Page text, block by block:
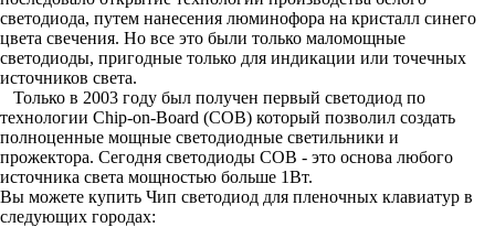
светодиода, путем нанесения люминофора на кристалл синего
цвета свечения. Но все это были только маломощные
светодиоды, пригодные только для индикации или точечных
источников света.
Только в 2003 году был получен первый светодиод по
технологии Chip-on-Board (COB) который позволил создать
полноценные мощные светодиодные светильники и
прожектора. Сегодня светодиоды COB - это основа любого
источника света мощностью больше 1Вт.
Вы можете купить Чип светодиод для пленочных клавиатур в
следующих городах: